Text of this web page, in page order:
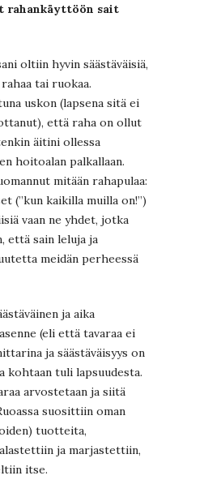
rahankäyttöön sait
oltiin hyvin säästäväisiä,
tai ruokaa.
uskon (lapsena sitä ei
että raha on ollut
äitini ollessa
hoitoalan palkallaan.
mitään rahapulaa:
(”kun kaikilla muilla on!”)
vaan ne yhdet, jotka
että sain leluja ja
meidän perheessä
ja aika
(eli että tavaraa ei
ja säästäväisyys on
kohtaan tuli lapsuudesta.
arvostetaan ja siitä
suosittiin oman
tuotteita,
ja marjastettiin,
itse.